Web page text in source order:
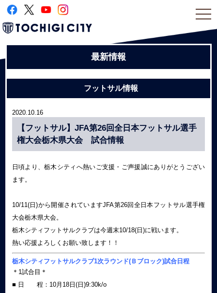
最新情報
フットサル情報
2020.10.16
【フットサル】JFA第26回全日本フットサル選手
権大会栃木県大会 試合情報
日頃より、栃木シティへ熱いご支援・ご声援誠にありがとうござい
ます。
10/11(日)から開催されていますJFA第26回全日本フットサル選手権
大会栃木県大会。
栃木シティフットサルクラブは今週末10/18(日)に戦います。
熱い応援よろしくお願い致します！！
栃木シティフットサルクラブ1次ラウンド(Ｂブロック)試合日程
＊1試合目＊
■ 日 程：10月18日(日)9:30k/o